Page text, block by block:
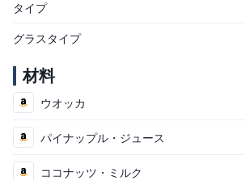
タイプ
グラスタイプ
材料
ウオッカ
パイナップル・ジュース
ココナッツ・ミルク